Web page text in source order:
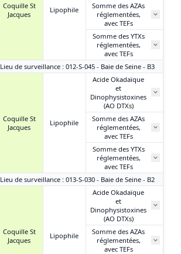
Coquille St
Jacques
Lipophile
Somme des AZAs
réglementées,
avec TEFs
Somme des YTXs
réglementées,
avec TEFs
Lieu de surveillance : 012-S-045 - Baie de Seine - B3
Coquille St
Jacques
Lipophile
Acide Okadaïque
et
Dinophysistoxines
(AO DTXs)
Somme des AZAs
réglementées,
avec TEFs
Somme des YTXs
réglementées,
avec TEFs
Lieu de surveillance : 013-S-030 - Baie de Seine - B2
Coquille St
Jacques
Lipophile
Acide Okadaïque
et
Dinophysistoxines
(AO DTXs)
Somme des AZAs
réglementées,
avec TEFs